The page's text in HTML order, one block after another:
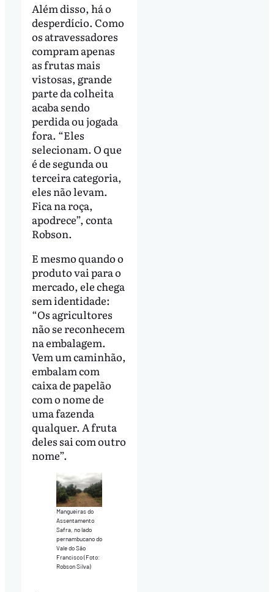
Além disso, há o
desperdício. Como
os atravessadores
compram apenas
as frutas mais
vistosas, grande
parte da colheita
acaba sendo
perdida ou jogada
fora. “Eles
selecionam. O que
é de segunda ou
terceira categoria,
eles não levam.
Fica na roça,
apodrece”, conta
Robson.
E mesmo quando o
produto vai para o
mercado, ele chega
sem identidade:
“Os agricultores
não se reconhecem
na embalagem.
Vem um caminhão,
embalam com
caixa de papelão
com o nome de
uma fazenda
qualquer. A fruta
deles sai com outro
nome”.
Mangueiras do
Assentamento
Safra, no lado
pernambucano do
Vale do São
Francisco (Foto:
Robson Silva)